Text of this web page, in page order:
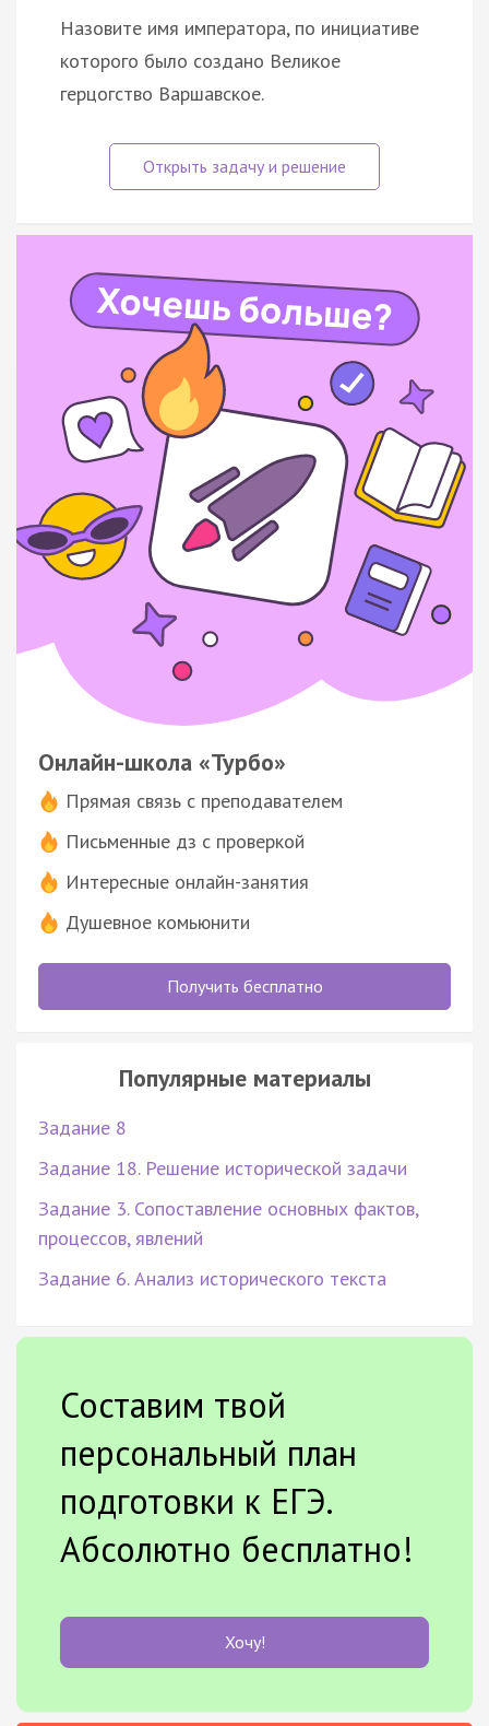
Назовите имя императора, по инициативе
которого было создано Великое
герцогство Варшавское.
Онлайн-школа «Турбо»
Прямая связь с преподавателем
Письменные дз с проверкой
Интересные онлайн-занятия
Душевное комьюнити
Получить бесплатно
Популярные материалы
Задание 8
Задание 18. Решение исторической задачи
Задание 3. Сопоставление основных фактов,
процессов, явлений
Задание 6. Анализ исторического текста
Составим твой
персональный план
подготовки к ЕГЭ.
Абсолютно бесплатно!
Хочу!